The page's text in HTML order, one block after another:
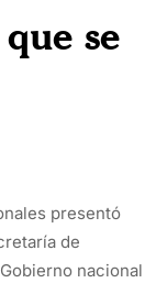
se
presentó
de
nacional